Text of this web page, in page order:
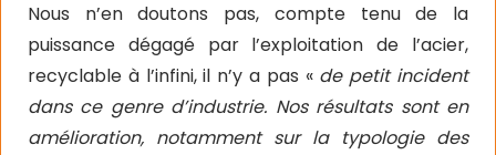
Nous n’en doutons pas, compte tenu de la
puissance dégagé par l’exploitation de l’acier,
recyclable à l’infini, il n’y a pas « de petit incident
dans ce genre d’industrie. Nos résultats sont en
amélioration, notamment sur la typologie des